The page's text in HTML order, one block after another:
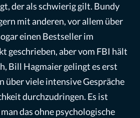
der als schwierig gilt. Bundy
mit anderen, vor allem über
einen Bestseller im
geschrieben, aber vom FBI hält
Bill Hagmaier gelingt es erst
über viele intensive Gespräche
durchzudringen. Es ist
das ohne psychologische